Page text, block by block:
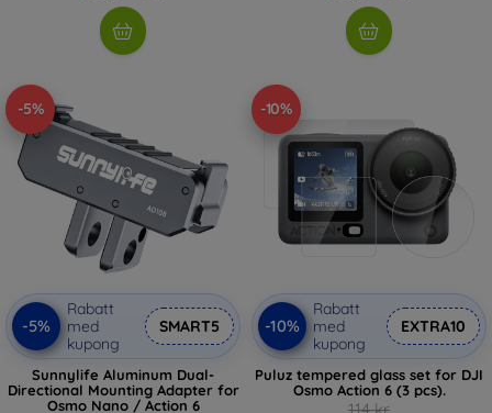
-5%
-5%
Rabatt
med
kupong
SMART5
Sunnylife Aluminum Dual-
Directional Mounting Adapter for
Osmo Nano / Action 6
-10%
-10%
Rabatt
med
kupong
EXTRA10
Puluz tempered glass set for DJI
Osmo Action 6 (3 pcs).
114 kr